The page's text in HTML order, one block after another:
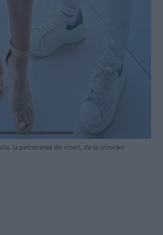
la petrecerea de vineri, de la Izvorani